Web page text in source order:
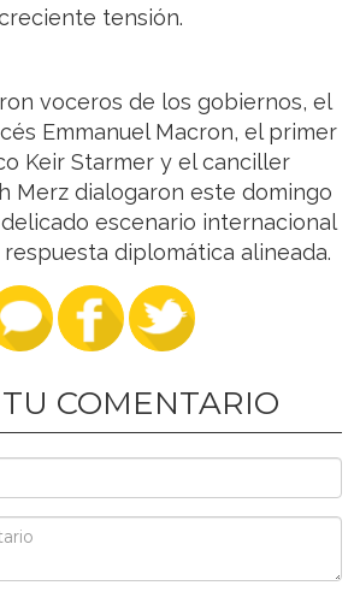
tensión.
voceros de los gobiernos, el
Emmanuel Macron, el primer
Keir Starmer y el canciller
Merz dialogaron este domingo
escenario internacional
diplomática alineada.
COMENTARIO